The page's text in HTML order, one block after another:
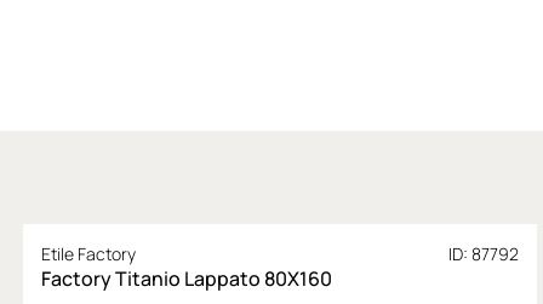
Etile Factory ID: 87792
Factory Titanio Lappato 80X160